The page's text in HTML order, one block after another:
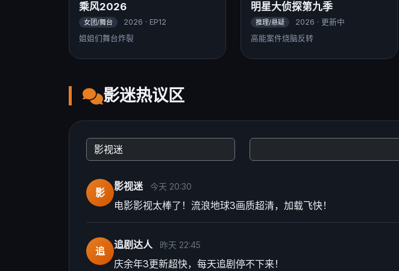
乘风2026
女团/舞台
2026 · EP12
姐姐们舞台炸裂
明星大侦探第九季
推理/悬疑
2026 · 更新中
高能案件烧脑反转
影迷热议区
影
影视迷 今天 20:30
电影影视太棒了！流浪地球3画质超清，加载飞快！
追
追剧达人 昨天 22:45
庆余年3更新超快，每天追剧停不下来！